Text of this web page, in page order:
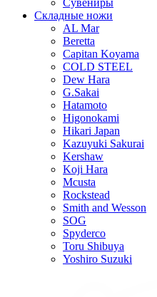
Сувениры
Складные ножи
AL Mar
Beretta
Capitan Koyama
COLD STEEL
Dew Hara
G.Sakai
Hatamoto
Higonokami
Hikari Japan
Kazuyuki Sakurai
Kershaw
Koji Hara
Mcusta
Rockstead
Smith and Wesson
SOG
Spyderco
Toru Shibuya
Yoshiro Suzuki